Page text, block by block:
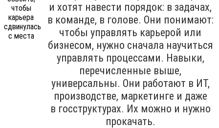
и хотят навести порядок: в задачах,
в команде, в голове. Они понимают:
чтобы управлять карьерой или
бизнесом, нужно сначала научиться
управлять процессами. Навыки,
перечисленные выше,
универсальны. Они работают в ИТ,
производстве, маркетинге и даже
в госструктурах. Их можно и нужно
прокачать.